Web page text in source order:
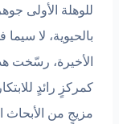
الأولى جوهرة
لا سيما في
رسّخت هذه
رائدٍ للابتكار
من الأبحاث